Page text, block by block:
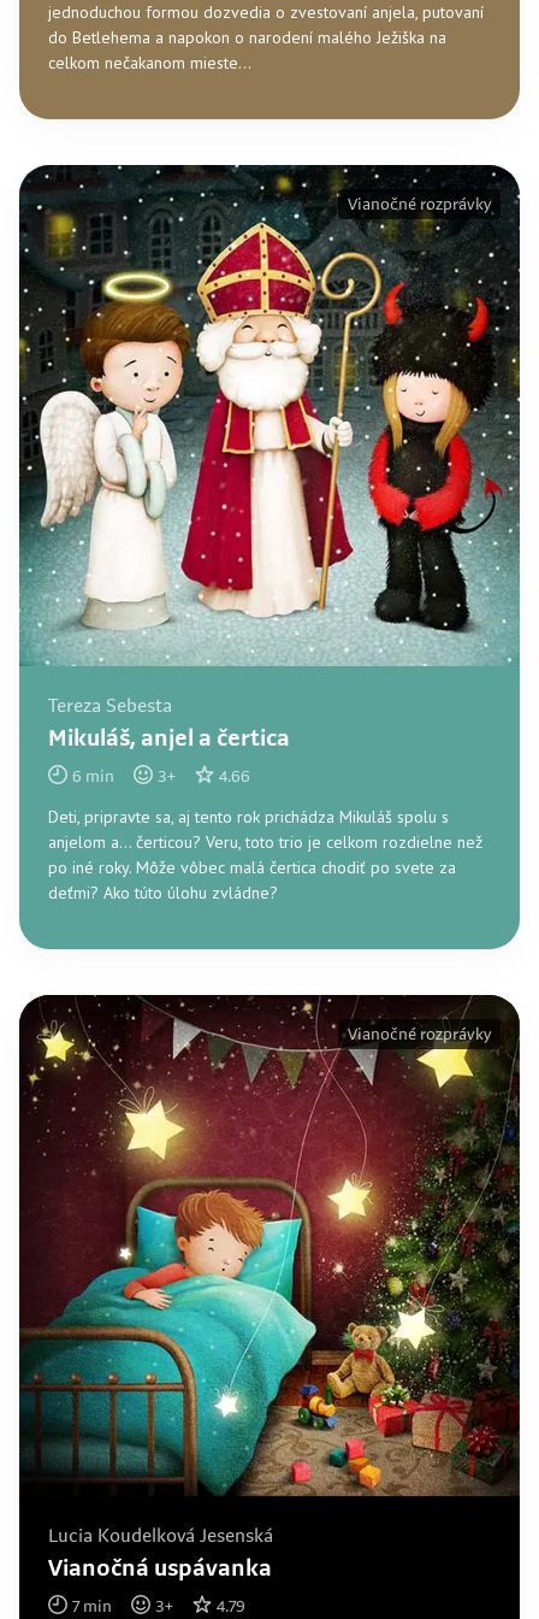
jednoduchou formou dozvedia o zvestovaní anjela, putovaní
do Betlehema a napokon o narodení malého Ježiška na
celkom nečakanom mieste...
Tereza Sebesta
Mikuláš, anjel a čertica
6 min 3+ 4.66
Deti, pripravte sa, aj tento rok prichádza Mikuláš spolu s
anjelom a... čerticou? Veru, toto trio je celkom rozdielne než
po iné roky. Môže vôbec malá čertica chodiť po svete za
deťmi? Ako túto úlohu zvládne?
Vianočné rozprávky
Lucia Koudelková Jesenská
Vianočná uspávanka
7min 3+ 4.79
Vianočné rozprávky